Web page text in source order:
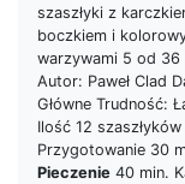
szaszłyki z
boczkiem i
warzywami 5 od 36
Autor: Paweł Clad
Główne Trudność:
Ilość 12 szaszłyków
Przygotowanie 30
Pieczenie 40 min.